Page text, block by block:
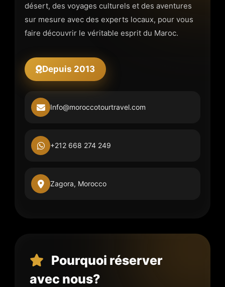
désert, des voyages culturels et des aventures
sur mesure avec des experts locaux, pour vous
faire découvrir le véritable esprit du Maroc.
Depuis 2013
Info@moroccotourtravel.com
+212 668 274 249
Zagora, Morocco
Pourquoi réserver
avec nous?